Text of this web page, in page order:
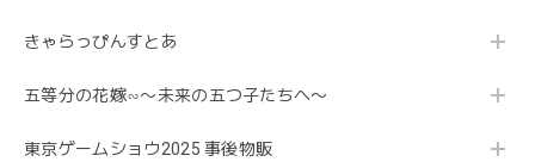
きゃらっぴんすとあ
五等分の花嫁∽〜未来の五つ子たちへ〜
東京ゲームショウ2025 事後物販